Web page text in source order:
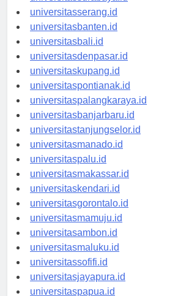
universitassurabaya.id
universitasserang.id
universitasbanten.id
universitasbali.id
universitasdenpasar.id
universitaskupang.id
universitaspontianak.id
universitaspalangkaraya.id
universitasbanjarbaru.id
universitastanjungselor.id
universitasmanado.id
universitaspalu.id
universitasmakassar.id
universitaskendari.id
universitasgorontalo.id
universitasmamuju.id
universitasambon.id
universitasmaluku.id
universitassofifi.id
universitasjayapura.id